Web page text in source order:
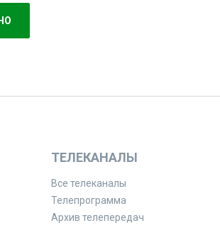
ТЕЛЕКАНАЛЫ
Все телеканалы
Телепрограмма
Архив телепередач